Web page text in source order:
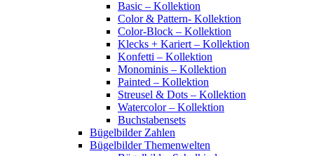
Basic – Kollektion
Color & Pattern- Kollektion
Color-Block – Kollektion
Klecks + Kariert – Kollektion
Konfetti – Kollektion
Monominis – Kollektion
Painted – Kollektion
Streusel & Dots – Kollektion
Watercolor – Kollektion
Buchstabensets
Bügelbilder Zahlen
Bügelbilder Themenwelten